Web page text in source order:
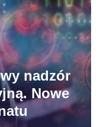
nadzór
Nowe